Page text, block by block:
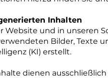
Inhalten
Website und in unseren
Bilder, Texte
(KI) erstellt.
dienen